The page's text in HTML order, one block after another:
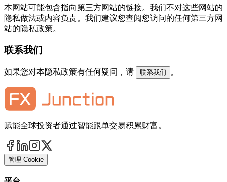
本网站可能包含指向第三方网站的链接。我们不对这些网站的
隐私做法或内容负责。我们建议您查阅您访问的任何第三方网
站的隐私政策。
联系我们
如果您对本隐私政策有任何疑问，请 联系我们 。
赋能全球投资者通过智能跟单交易积累财富。
管理 Cookie